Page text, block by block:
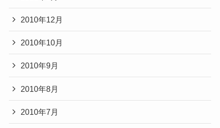
2010年12月
2010年10月
2010年9月
2010年8月
2010年7月